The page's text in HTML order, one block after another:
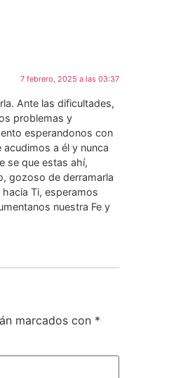
7 febrero, 2025 a las 03:37
Ante las dificultades,
problemas y
esperandonos con
a él y nunca
se que estas ahí,
gozoso de derramarla
Ti, esperamos
nuestra Fe y
marcados con *